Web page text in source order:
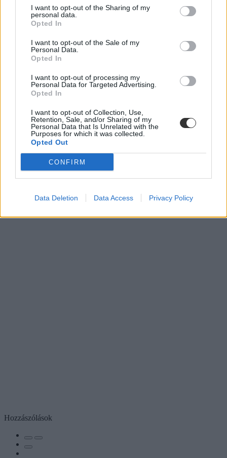
I want to opt-out of the Sharing of my
personal data.
Opted In
I want to opt-out of the Sale of my
Personal Data.
Opted In
I want to opt-out of processing my
Personal Data for Targeted Advertising.
Opted In
I want to opt-out of Collection, Use,
Retention, Sale, and/or Sharing of my
Personal Data that Is Unrelated with the
Purposes for which it was collected.
Opted Out
CONFIRM
Data Deletion Data Access Privacy Policy
Hozzászólások